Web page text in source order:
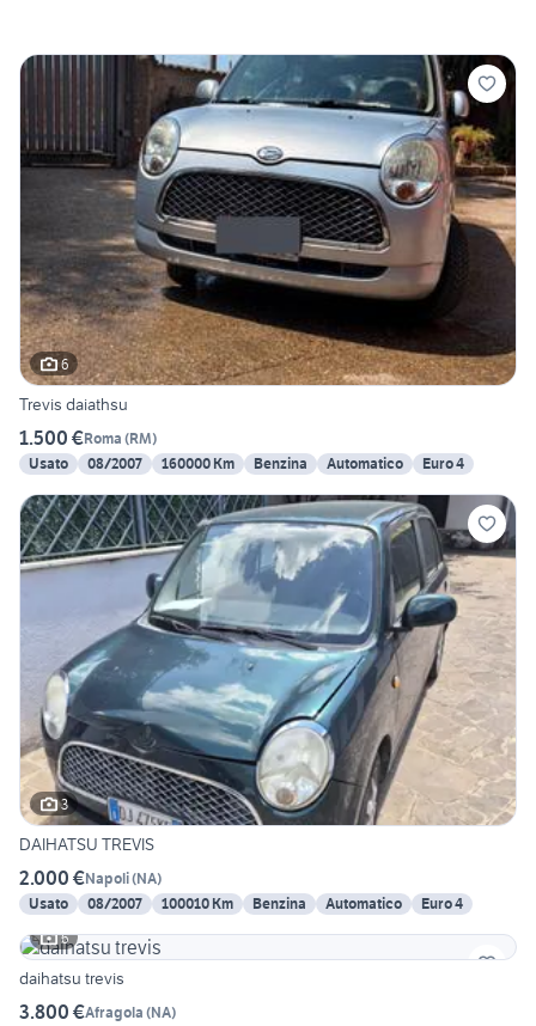
6
Trevis daiathsu
1.500 €Roma (RM)
Usato
08/2007 160000 Km Benzina Automatico Euro 4
3
DAIHATSU TREVIS
2.000 €Napoli(NA)
Usato
08/2007 100010 Km Benzina Automatico
Euro 4
6
daihatsu trevis
3.800 €Afragola (NA)